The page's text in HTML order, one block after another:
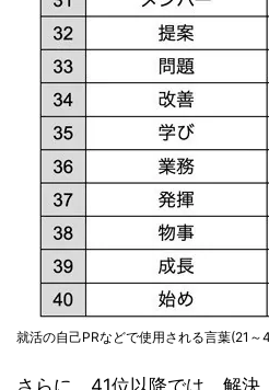
就活の自己PRなどで使用される言葉(21～
さらに、41位以降では、解決